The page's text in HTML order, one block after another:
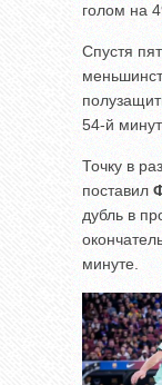
голом на
Спустя
54-й
Точку в
поставил
дубль в
минуте.